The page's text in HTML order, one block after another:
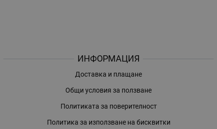
ИНФОРМАЦИЯ
Доставка и плащане
Общи условия за ползване
Политиката за поверителност
Политика за използване на бисквитки